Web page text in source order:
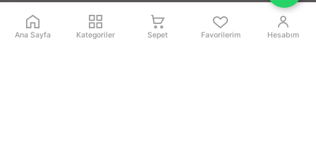
YARDIM
Ana Sayfa Kategoriler Sepet Favorilerim Hesabım